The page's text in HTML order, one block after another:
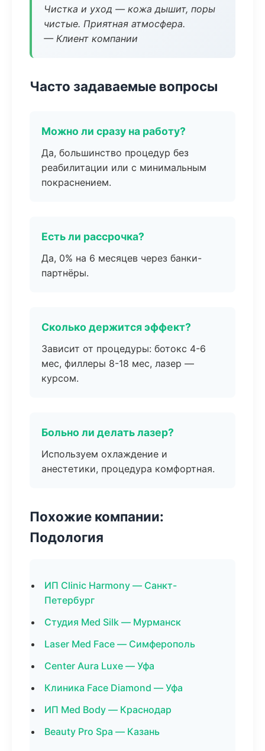
Чистка и уход — кожа дышит, поры
чистые. Приятная атмосфера.
— Клиент компании
Часто задаваемые вопросы
Можно ли сразу на работу?
Да, большинство процедур без
реабилитации или с минимальным
покраснением.
Есть ли рассрочка?
Да, 0% на 6 месяцев через банки-
партнёры.
Сколько держится эффект?
Зависит от процедуры: ботокс 4-6
мес, филлеры 8-18 мес, лазер —
курсом.
Больно ли делать лазер?
Используем охлаждение и
анестетики, процедура комфортная.
Похожие компании:
Подология
ИП Clinic Harmony — Санкт-
Петербург
Студия Med Silk — Мурманск
Laser Med Face — Симферополь
Center Aura Luxe — Уфа
Клиника Face Diamond — Уфа
ИП Med Body — Краснодар
Beauty Pro Spa — Казань